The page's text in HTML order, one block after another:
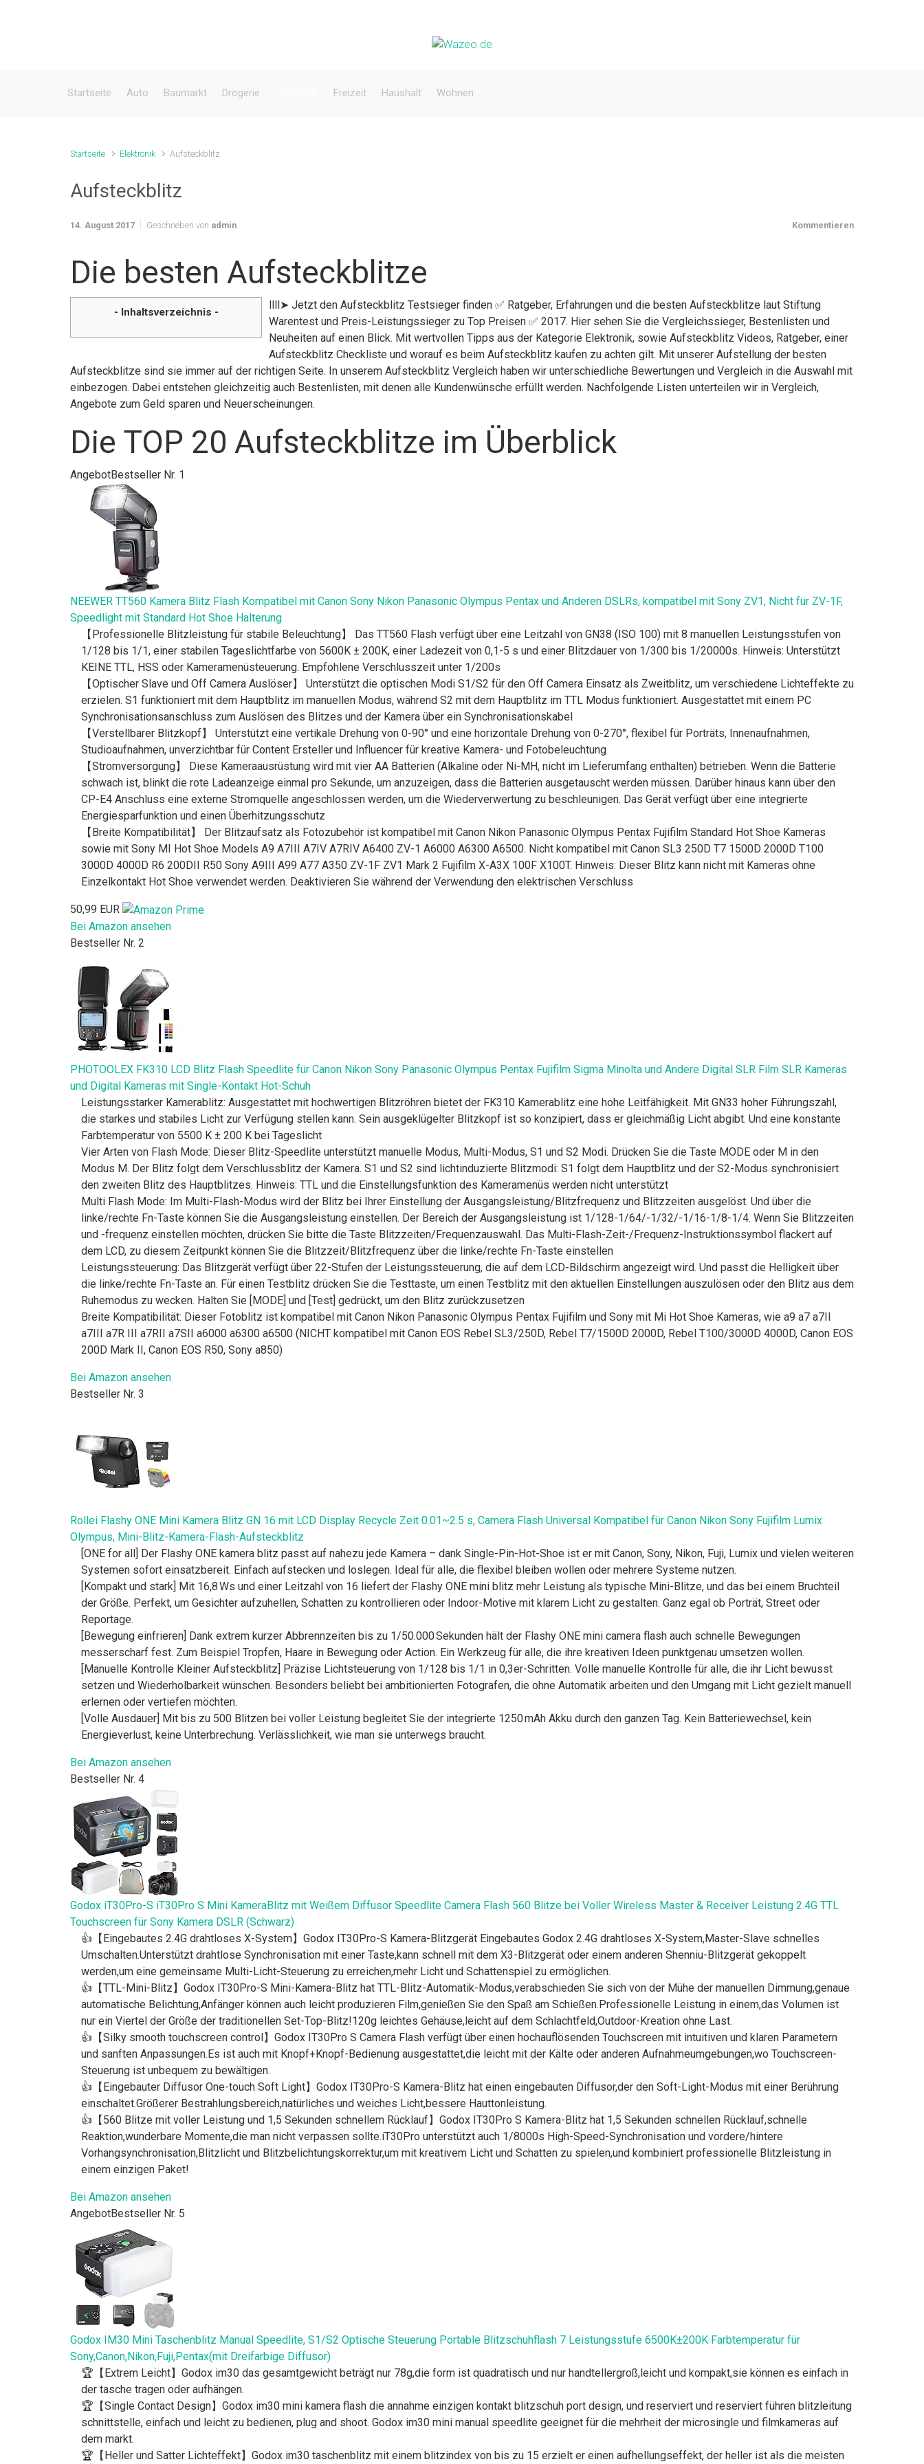
Startseite Auto Baumarkt Drogerie Freizeit Haushalt Wohnen
Startseite Elektronik Aufsteckblitz
Aufsteckblitz
14. August 2017 Geschrieben von admin Kommentieren
Die besten Aufsteckblitze
- Inhaltsverzeichnis -
llll➤ Jetzt den Aufsteckblitz Testsieger finden ✅ Ratgeber, Erfahrungen und die besten Aufsteckblitze laut Stiftung
Warentest und Preis-Leistungssieger zu Top Preisen ✅ 2017. Hier sehen Sie die Vergleichssieger, Bestenlisten und
Neuheiten auf einen Blick. Mit wertvollen Tipps aus der Kategorie Elektronik, sowie Aufsteckblitz Videos, Ratgeber, einer
Aufsteckblitz Checkliste und worauf es beim Aufsteckblitz kaufen zu achten gilt. Mit unserer Aufstellung der besten
Aufsteckblitze sind sie immer auf der richtigen Seite. In unserem Aufsteckblitz Vergleich haben wir unterschiedliche Bewertungen und Vergleich in die Auswahl mit
einbezogen. Dabei entstehen gleichzeitig auch Bestenlisten, mit denen alle Kundenwünsche erfüllt werden. Nachfolgende Listen unterteilen wir in Vergleich,
Angebote zum Geld sparen und Neuerscheinungen.
Die TOP 20 Aufsteckblitze im Überblick
AngebotBestseller Nr. 1
NEEWER TT560 Kamera Blitz Flash Kompatibel mit Canon Sony Nikon Panasonic Olympus Pentax und Anderen DSLRs, kompatibel mit Sony ZV1, Nicht für ZV-1F,
Speedlight mit Standard Hot Shoe Halterung
【Professionelle Blitzleistung für stabile Beleuchtung】 Das TT560 Flash verfügt über eine Leitzahl von GN38 (ISO 100) mit 8 manuellen Leistungsstufen von
1/128 bis 1/1, einer stabilen Tageslichtfarbe von 5600K ± 200K, einer Ladezeit von 0,1-5 s und einer Blitzdauer von 1/300 bis 1/20000s. Hinweis: Unterstützt
KEINE TTL, HSS oder Kameramenüsteuerung. Empfohlene Verschlusszeit unter 1/200s
【Optischer Slave und Off Camera Auslöser】 Unterstützt die optischen Modi S1/S2 für den Off Camera Einsatz als Zweitblitz, um verschiedene Lichteffekte zu
erzielen. S1 funktioniert mit dem Hauptblitz im manuellen Modus, während S2 mit dem Hauptblitz im TTL Modus funktioniert. Ausgestattet mit einem PC
Synchronisationsanschluss zum Auslösen des Blitzes und der Kamera über ein Synchronisationskabel
【Verstellbarer Blitzkopf】 Unterstützt eine vertikale Drehung von 0-90° und eine horizontale Drehung von 0-270°, flexibel für Porträts, Innenaufnahmen,
Studioaufnahmen, unverzichtbar für Content Ersteller und Influencer für kreative Kamera- und Fotobeleuchtung
【Stromversorgung】 Diese Kameraausrüstung wird mit vier AA Batterien (Alkaline oder Ni-MH, nicht im Lieferumfang enthalten) betrieben. Wenn die Batterie
schwach ist, blinkt die rote Ladeanzeige einmal pro Sekunde, um anzuzeigen, dass die Batterien ausgetauscht werden müssen. Darüber hinaus kann über den
CP-E4 Anschluss eine externe Stromquelle angeschlossen werden, um die Wiederverwertung zu beschleunigen. Das Gerät verfügt über eine integrierte
Energiesparfunktion und einen Überhitzungsschutz
【Breite Kompatibilität】 Der Blitzaufsatz als Fotozubehör ist kompatibel mit Canon Nikon Panasonic Olympus Pentax Fujifilm Standard Hot Shoe Kameras
sowie mit Sony MI Hot Shoe Models A9 A7III A7IV A7RIV A6400 ZV-1 A6000 A6300 A6500. Nicht kompatibel mit Canon SL3 250D T7 1500D 2000D T100
3000D 4000D R6 200DII R50 Sony A9III A99 A77 A350 ZV-1F ZV1 Mark 2 Fujifilm X-A3X 100F X100T. Hinweis: Dieser Blitz kann nicht mit Kameras ohne
Einzelkontakt Hot Shoe verwendet werden. Deaktivieren Sie während der Verwendung den elektrischen Verschluss
50,99 EUR
Bei Amazon ansehen
Bestseller Nr. 2
PHOTOOLEX FK310 LCD Blitz Flash Speedlite für Canon Nikon Sony Panasonic Olympus Pentax Fujifilm Sigma Minolta und Andere Digital SLR Film SLR Kameras
und Digital Kameras mit Single-Kontakt Hot-Schuh
Leistungsstarker Kamerablitz: Ausgestattet mit hochwertigen Blitzröhren bietet der FK310 Kamerablitz eine hohe Leitfähigkeit. Mit GN33 hoher Führungszahl,
die starkes und stabiles Licht zur Verfügung stellen kann. Sein ausgeklügelter Blitzkopf ist so konzipiert, dass er gleichmäßig Licht abgibt. Und eine konstante
Farbtemperatur von 5500 K ± 200 K bei Tageslicht
Vier Arten von Flash Mode: Dieser Blitz-Speedlite unterstützt manuelle Modus, Multi-Modus, S1 und S2 Modi. Drücken Sie die Taste MODE oder M in den
Modus M. Der Blitz folgt dem Verschlussblitz der Kamera. S1 und S2 sind lichtinduzierte Blitzmodi: S1 folgt dem Hauptblitz und der S2-Modus synchronisiert
den zweiten Blitz des Hauptblitzes. Hinweis: TTL und die Einstellungsfunktion des Kameramenüs werden nicht unterstützt
Multi Flash Mode: Im Multi-Flash-Modus wird der Blitz bei Ihrer Einstellung der Ausgangsleistung/Blitzfrequenz und Blitzzeiten ausgelöst. Und über die
linke/rechte Fn-Taste können Sie die Ausgangsleistung einstellen. Der Bereich der Ausgangsleistung ist 1/128-1/64/-1/32/-1/16-1/8-1/4. Wenn Sie Blitzzeiten
und -frequenz einstellen möchten, drücken Sie bitte die Taste Blitzzeiten/Frequenzauswahl. Das Multi-Flash-Zeit-/Frequenz-Instruktionssymbol flackert auf
dem LCD, zu diesem Zeitpunkt können Sie die Blitzzeit/Blitzfrequenz über die linke/rechte Fn-Taste einstellen
Leistungssteuerung: Das Blitzgerät verfügt über 22-Stufen der Leistungssteuerung, die auf dem LCD-Bildschirm angezeigt wird. Und passt die Helligkeit über
die linke/rechte Fn-Taste an. Für einen Testblitz drücken Sie die Testtaste, um einen Testblitz mit den aktuellen Einstellungen auszulösen oder den Blitz aus dem
Ruhemodus zu wecken. Halten Sie [MODE] und [Test] gedrückt, um den Blitz zurückzusetzen
Breite Kompatibilität: Dieser Fotoblitz ist kompatibel mit Canon Nikon Panasonic Olympus Pentax Fujifilm und Sony mit Mi Hot Shoe Kameras, wie a9 a7 a7II
a7III a7R III a7RII a7SII a6000 a6300 a6500 (NICHT kompatibel mit Canon EOS Rebel SL3/250D, Rebel T7/1500D 2000D, Rebel T100/3000D 4000D, Canon EOS
200D Mark II, Canon EOS R50, Sony a850)
Bei Amazon ansehen
Bestseller Nr. 3
Rollei Flashy ONE Mini Kamera Blitz GN 16 mit LCD Display Recycle Zeit 0.01~2.5 s, Camera Flash Universal Kompatibel für Canon Nikon Sony Fujifilm Lumix
Olympus, Mini-Blitz-Kamera-Flash-Aufsteckblitz
[ONE for all] Der Flashy ONE kamera blitz passt auf nahezu jede Kamera – dank Single-Pin-Hot-Shoe ist er mit Canon, Sony, Nikon, Fuji, Lumix und vielen weiteren
Systemen sofort einsatzbereit. Einfach aufstecken und loslegen. Ideal für alle, die flexibel bleiben wollen oder mehrere Systeme nutzen.
[Kompakt und stark] Mit 16,8 Ws und einer Leitzahl von 16 liefert der Flashy ONE mini blitz mehr Leistung als typische Mini-Blitze, und das bei einem Bruchteil
der Größe. Perfekt, um Gesichter aufzuhellen, Schatten zu kontrollieren oder Indoor-Motive mit klarem Licht zu gestalten. Ganz egal ob Porträt, Street oder
Reportage.
[Bewegung einfrieren] Dank extrem kurzer Abbrennzeiten bis zu 1/50.000 Sekunden hält der Flashy ONE mini camera flash auch schnelle Bewegungen
messerscharf fest. Zum Beispiel Tropfen, Haare in Bewegung oder Action. Ein Werkzeug für alle, die ihre kreativen Ideen punktgenau umsetzen wollen.
[Manuelle Kontrolle Kleiner Aufsteckblitz] Präzise Lichtsteuerung von 1/128 bis 1/1 in 0,3er-Schritten. Volle manuelle Kontrolle für alle, die ihr Licht bewusst
setzen und Wiederholbarkeit wünschen. Besonders beliebt bei ambitionierten Fotografen, die ohne Automatik arbeiten und den Umgang mit Licht gezielt manuell
erlernen oder vertiefen möchten.
[Volle Ausdauer] Mit bis zu 500 Blitzen bei voller Leistung begleitet Sie der integrierte 1250 mAh Akku durch den ganzen Tag. Kein Batteriewechsel, kein
Energieverlust, keine Unterbrechung. Verlässlichkeit, wie man sie unterwegs braucht.
Bei Amazon ansehen
Bestseller Nr. 4
Godox iT30Pro-S iT30Pro S Mini KameraBlitz mit Weißem Diffusor Speedlite Camera Flash 560 Blitze bei Voller Wireless Master & Receiver Leistung 2.4G TTL
Touchscreen für Sony Kamera DSLR (Schwarz)
👍【Eingebautes 2.4G drahtloses X-System】Godox IT30Pro-S Kamera-Blitzgerät Eingebautes Godox 2.4G drahtloses X-System,Master-Slave schnelles
Umschalten.Unterstützt drahtlose Synchronisation mit einer Taste,kann schnell mit dem X3-Blitzgerät oder einem anderen Shenniu-Blitzgerät gekoppelt
werden,um eine gemeinsame Multi-Licht-Steuerung zu erreichen,mehr Licht und Schattenspiel zu ermöglichen.
👍【TTL-Mini-Blitz】Godox IT30Pro-S Mini-Kamera-Blitz hat TTL-Blitz-Automatik-Modus,verabschieden Sie sich von der Mühe der manuellen Dimmung,genaue
automatische Belichtung,Anfänger können auch leicht produzieren Film,genießen Sie den Spaß am Schießen.Professionelle Leistung in einem,das Volumen ist
nur ein Viertel der Größe der traditionellen Set-Top-Blitz!120g leichtes Gehäuse,leicht auf dem Schlachtfeld,Outdoor-Kreation ohne Last.
👍【Silky smooth touchscreen control】Godox IT30Pro S Camera Flash verfügt über einen hochauflösenden Touchscreen mit intuitiven und klaren Parametern
und sanften Anpassungen.Es ist auch mit Knopf+Knopf-Bedienung ausgestattet,die leicht mit der Kälte oder anderen Aufnahmeumgebungen,wo Touchscreen-
Steuerung ist unbequem zu bewältigen.
👍【Eingebauter Diffusor One-touch Soft Light】Godox IT30Pro-S Kamera-Blitz hat einen eingebauten Diffusor,der den Soft-Light-Modus mit einer Berührung
einschaltet.Größerer Bestrahlungsbereich,natürliches und weiches Licht,bessere Hauttonleistung.
👍【560 Blitze mit voller Leistung und 1,5 Sekunden schnellem Rücklauf】Godox IT30Pro S Kamera-Blitz hat 1,5 Sekunden schnellen Rücklauf,schnelle
Reaktion,wunderbare Momente,die man nicht verpassen sollte.iT30Pro unterstützt auch 1/8000s High-Speed-Synchronisation und vordere/hintere
Vorhangsynchronisation,Blitzlicht und Blitzbelichtungskorrektur,um mit kreativem Licht und Schatten zu spielen,und kombiniert professionelle Blitzleistung in
einem einzigen Paket!
Bei Amazon ansehen
AngebotBestseller Nr. 5
Godox IM30 Mini Taschenblitz Manual Speedlite, S1/S2 Optische Steuerung Portable Blitzschuhflash 7 Leistungsstufe 6500K±200K Farbtemperatur für
Sony,Canon,Nikon,Fuji,Pentax(mit Dreifarbige Diffusor)
🏆【Extrem Leicht】Godox im30 das gesamtgewicht beträgt nur 78g,die form ist quadratisch und nur handtellergroß,leicht und kompakt,sie können es einfach in
der tasche tragen oder aufhängen.
🏆【Single Contact Design】Godox im30 mini kamera flash die annahme einzigen kontakt blitzschuh port design, und reserviert und reserviert führen blitzleitung
schnittstelle, einfach und leicht zu bedienen, plug and shoot. Godox im30 mini manual speedlite geeignet für die mehrheit der microsingle und filmkameras auf
dem markt.
🏆【Heller und Satter Lichteffekt】Godox im30 taschenblitz mit einem blitzindex von bis zu 15 erzielt er einen aufhellungseffekt, der heller ist als die meisten